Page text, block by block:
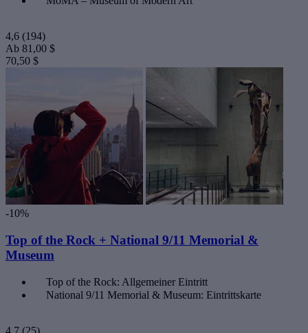
4,6 (194)
Ab 81,00 $
70,50 $
-10%
Top of the Rock + National 9/11 Memorial &
Museum
Top of the Rock: Allgemeiner Eintritt
National 9/11 Memorial & Museum: Eintrittskarte